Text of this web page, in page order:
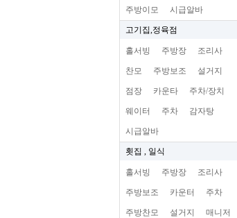
주방이모 시급알바
고기집,정육점
홀서빙 주방장 조리사
찬모 주방보조 설거지
점장 카운타 주차/장치
웨이터 주차 감자탕
시급알바
횟집 , 일식
홀서빙 주방장 조리사
주방보조 카운터 주차
주방찬모 설거지 매니저